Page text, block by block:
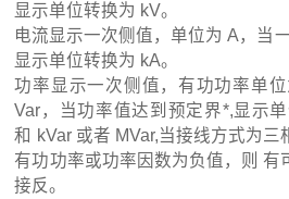
显示单位转换为 kV。
电流显示一次侧值，单位为 A，当
显示单位转换为 kA。
功率显示一次侧值，有功功率单
Var，当功率值达到预定界*,显示
和 kVar 或者 MVar,当接线方式为三
有功功率或功率因数为负值，则 有
接反。